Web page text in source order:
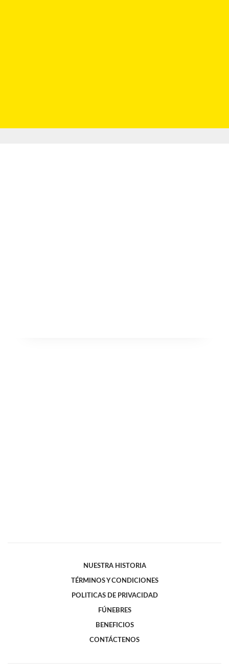
NUESTRA HISTORIA
TÉRMINOS Y CONDICIONES
POLITICAS DE PRIVACIDAD
FÚNEBRES
BENEFICIOS
CONTÁCTENOS